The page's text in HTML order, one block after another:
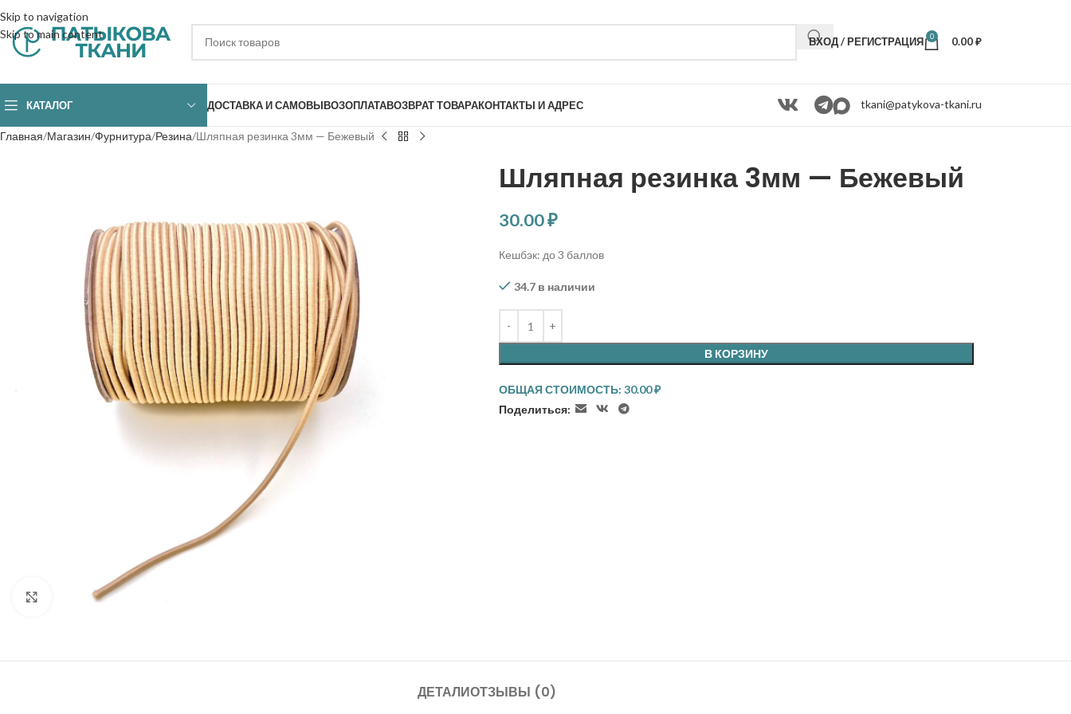
Skip to navigation
Skip to main content
ВХОД / РЕГИСТРАЦИЯ 0 0.00₽
КАТАЛОГ ДОСТАВКА И САМОВЫВОЗОПЛАТАВОЗВРАТ ТОВАРАКОНТАКТЫ И АДРЕС tkani@patykova-tkani.ru
Главная Магазин Фурнитура Резина Шляпная резинка 3мм — Бежевый
Нажмите, чтобы увеличить
Шляпная резинка 3мм — Бежевый
30.00₽
Кешбэк: до 3 баллов
34.7 в наличии
В КОРЗИНУ
ОБЩАЯ СТОИМОСТЬ: 30.00₽
Поделиться:
ДЕТАЛИОТЗЫВЫ (0)